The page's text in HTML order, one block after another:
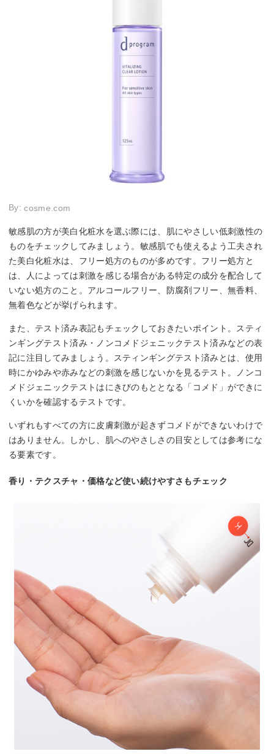
By:cosme.com
敏感肌の方が美白化粧水を選ぶ際には、肌にやさしい低刺激性の
ものをチェックしてみましょう。敏感肌でも使えるよう工夫され
た美白化粧水は、フリー処方のものが多めです。フリー処方と
は、人によっては刺激を感じる場合がある特定の成分を配合して
いない処方のこと。アルコールフリー、防腐剤フリー、無香料、
無着色などが挙げられます。
また、テスト済み表記もチェックしておきたいポイント。スティ
ンギングテスト済み・ノンコメドジェニックテスト済みなどの表
記に注目してみましょう。スティンギングテスト済みとは、使用
時にかゆみや赤みなどの刺激を感じないかを見るテスト。ノンコ
メドジェニックテストはにきびのもととなる「コメド」ができに
くいかを確認するテストです。
いずれもすべての方に皮膚刺激が起きずコメドができないわけで
はありません。しかし、肌へのやさしさの目安としては参考にな
る要素です。
香り・テクスチャ・価格など使い続けやすさもチェック